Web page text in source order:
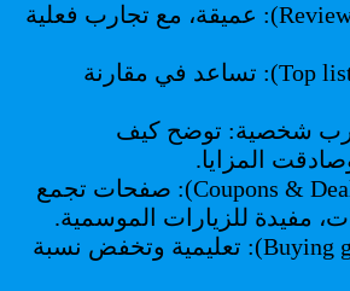
مقالات المراجعة (Review): عميقة، مع تجارب فعلية
قوائم “الأفضل” (Top lists): تساعد في مقارنة
شخصية: توضح كيف
المزايا.
صفحات الخصم (Coupons & Deals): صفحات تجمع
مفيدة للزيارات الموسمية.
أدلة الشراء (Buying guides): تعليمية وتخفض نسبة